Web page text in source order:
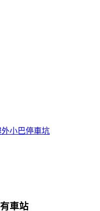
小巴停車坑
車站